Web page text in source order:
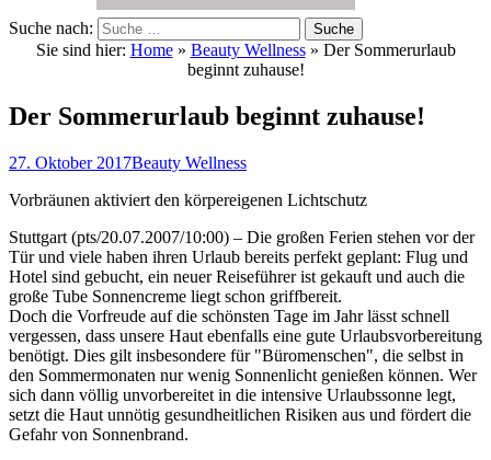
Suche nach:
Sie sind hier: Home» Beauty Wellness» Der Sommerurlaub
beginnt zuhause!
Der Sommerurlaub beginnt zuhause!
27. Oktober 2017Beauty Wellness
Vorbräunen aktiviert den körpereigenen Lichtschutz
Stuttgart (pts/20.07.2007/10:00) – Die großen Ferien stehen vor der
Tür und viele haben ihren Urlaub bereits perfekt geplant: Flug und
Hotel sind gebucht, ein neuer Reiseführer ist gekauft und auch die
große Tube Sonnencreme liegt schon griffbereit.
Doch die Vorfreude auf die schönsten Tage im Jahr lässt schnell
vergessen, dass unsere Haut ebenfalls eine gute Urlaubsvorbereitung
benötigt. Dies gilt insbesondere für "Büromenschen", die selbst in
den Sommermonaten nur wenig Sonnenlicht genießen können. Wer
sich dann völlig unvorbereitet in die intensive Urlaubssonne legt,
setzt die Haut unnötig gesundheitlichen Risiken aus und fördert die
Gefahr von Sonnenbrand.